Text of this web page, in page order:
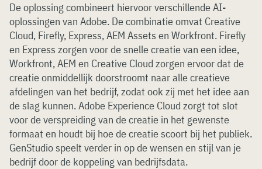
De oplossing combineert hiervoor verschillende AI-
oplossingen van Adobe. De combinatie omvat Creative
Cloud, Firefly, Express, AEM Assets en Workfront. Firefly
en Express zorgen voor de snelle creatie van een idee,
Workfront, AEM en Creative Cloud zorgen ervoor dat de
creatie onmiddellijk doorstroomt naar alle creatieve
afdelingen van het bedrijf, zodat ook zij met het idee aan
de slag kunnen. Adobe Experience Cloud zorgt tot slot
voor de verspreiding van de creatie in het gewenste
formaat en houdt bij hoe de creatie scoort bij het publiek.
GenStudio speelt verder in op de wensen en stijl van je
bedrijf door de koppeling van bedrijfsdata.